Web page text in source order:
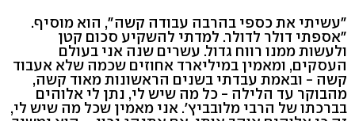
"עשיתי את כספי בהרבה עבודה קשה", הוא מוסיף.
"אספתי דולר לדולר. למדתי להשקיע סכום קטן
ולעשות ממנו רווח גדול. עשרים שנה אני בעולם
העסקים, ומאמין במיליארד אחוזים שכמה שלא אעבוד
קשה - ובאמת עבדתי בשנים הראשונות מאוד קשה,
מהבוקר עד הלילה - כל מה שיש לי, נתן לי אלוהים
בברכתו של הרבי מלובביץ'. אני מאמין שכל מה שיש לי,